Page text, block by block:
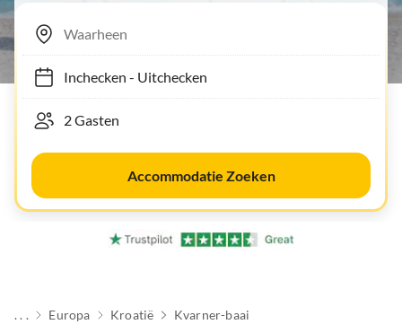
Inchecken- Uitchecken
Accommodatie Zoeken
. . . Europa Kroatië Kvarner-baai